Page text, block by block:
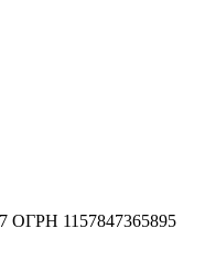
1157847365895